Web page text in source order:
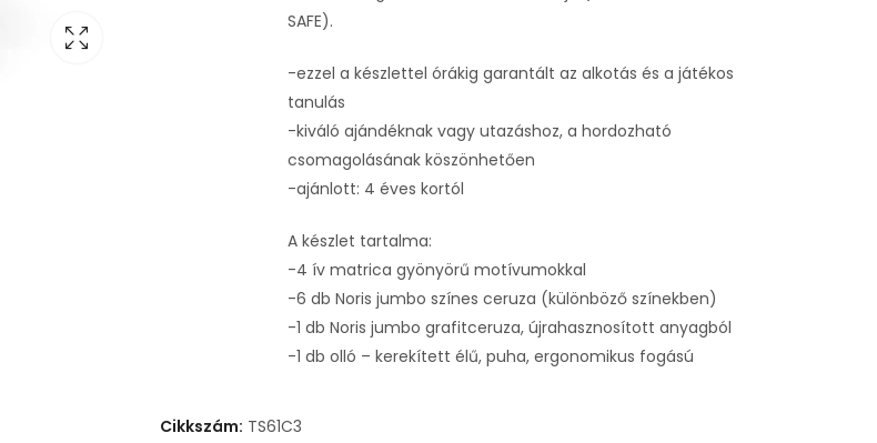
SAFE).
-ezzel a készlettel órákig garantált az alkotás és a játékos
tanulás
-kiváló ajándéknak vagy utazáshoz, a hordozható
csomagolásának köszönhetően
-ajánlott: 4 éves kortól
A készlet tartalma:
-4 ív matrica gyönyörű motívumokkal
-6 db Noris jumbo színes ceruza (különböző színekben)
-1 db Noris jumbo grafitceruza, újrahasznosított anyagból
-1 db olló – kerekített élű, puha, ergonomikus fogású
Cikkszám: TS61C3